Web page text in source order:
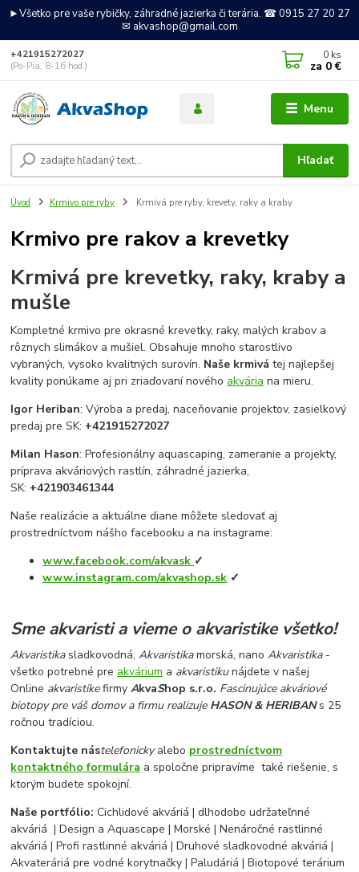
►Všetko pre vaše rybičky, záhradné jazierka či terária. ☎ 0915 27 20 27
✉ akvashop@gmail.com
Menu
Hľadať
+421915272027
(Po-Pia, 8-16 hod.)
0 ks
za 0 €
Úvod Krmivo pre ryby Krmivá pre ryby, krevety, raky a kraby
Krmivo pre rakov a krevetky
Krmivá pre krevetky, raky, kraby a
mušle
Kompletné krmivo pre okrasné krevetky, raky, malých krabov a
rôznych slimákov a mušiel. Obsahuje mnoho starostlivo
vybraných, vysoko kvalitných surovín. Naše krmivá tej najlepšej
kvality ponúkame aj pri zriaďovaní nového akvária na mieru.
Igor Heriban: Výroba a predaj, naceňovanie projektov, zasielkový
predaj pre SK: +421915272027
Milan Hason: Profesionálny aquascaping, zameranie a projekty,
príprava akváriových rastlín, záhradné jazierka,
SK: +421903461344
Naše realizácie a aktuálne diane môžete sledovať aj
prostredníctvom nášho facebooku a na instagrame:
www.facebook.com/akvask ✓
www.instagram.com/akvashop.sk ✓
Sme akvaristi a vieme o akvaristike všetko!
Akvaristikasladkovodná,Akvaristikamorská, nanoAkvaristika-
všetko potrebné pre akvárium a akvaristikunájdete v našej
Online akvaristikefirmyAkvaShop s.r.o. Fascinujúce akváriové
biotopy pre váš domov a firmu realizuje HASON & HERIBANs 25
ročnou tradíciou.
Kontaktujte nástelefonickyalebo prostredníctvom
kontaktného formulára a spoločne pripravíme také riešenie, s
ktorým budete spokojní.
Naše portfólio: Cichlidové akváriá | dlhodobo udržateľnné
akváriá | Design a Aquascape | Morské | Nenáročné rastlinné
akváriá | Profi rastlinné akváriá | Druhové sladkovodné akváriá |
Akvateráriá pre vodné korytnačky | Paludáriá | Biotopové terárium